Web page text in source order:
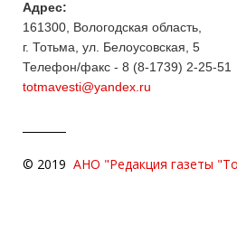
Адрес:
161300, Вологодская область,
г. Тотьма, ул. Белоусовская, 5
Телефон/факс - 8 (8-1739) 2-25-51
totmavesti@yandex.ru
© 2019 АНО "Редакция газеты